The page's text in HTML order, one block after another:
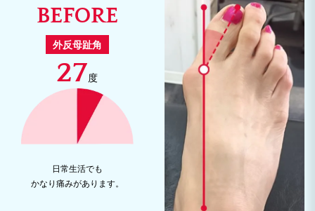
BEFORE
外反母趾角
27度
日常生活でも
かなり痛みがあります。